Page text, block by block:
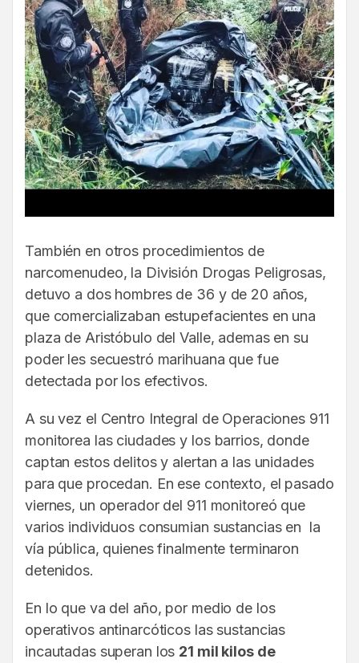
También en otros procedimientos de
narcomenudeo, la División Drogas Peligrosas,
detuvo a dos hombres de 36 y de 20 años,
que comercializaban estupefacientes en una
plaza de Aristóbulo del Valle, ademas en su
poder les secuestró marihuana que fue
detectada por los efectivos.
A su vez el Centro Integral de Operaciones 911
monitorea las ciudades y los barrios, donde
captan estos delitos y alertan a las unidades
para que procedan. En ese contexto, el pasado
viernes, un operador del 911 monitoreó que
varios individuos consumian sustancias en la
vía pública, quienes finalmente terminaron
detenidos.
En lo que va del año, por medio de los
operativos antinarcóticos las sustancias
incautadas superan los 21 mil kilos de